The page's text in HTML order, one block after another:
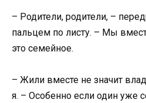
– Родители, родители, –
пальцем по листу. – Мы
это семейное.
– Жили вместе не значит
я. – Особенно если один уже